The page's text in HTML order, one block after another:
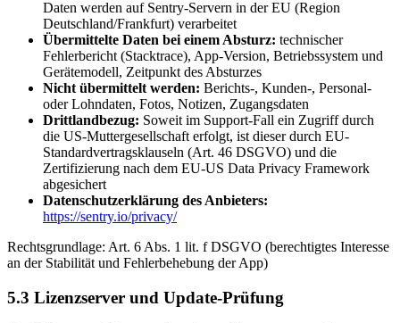
Daten werden auf Sentry-Servern in der EU (Region
Deutschland/Frankfurt) verarbeitet
Übermittelte Daten bei einem Absturz: technischer
Fehlerbericht (Stacktrace), App-Version, Betriebssystem und
Gerätemodell, Zeitpunkt des Absturzes
Nicht übermittelt werden: Berichts-, Kunden-, Personal-
oder Lohndaten, Fotos, Notizen, Zugangsdaten
Drittlandbezug: Soweit im Support-Fall ein Zugriff durch
die US-Muttergesellschaft erfolgt, ist dieser durch EU-
Standardvertragsklauseln (Art. 46 DSGVO) und die
Zertifizierung nach dem EU-US Data Privacy Framework
abgesichert
Datenschutzerklärung des Anbieters:
https://sentry.io/privacy/
Rechtsgrundlage: Art. 6 Abs. 1 lit. f DSGVO (berechtigtes Interesse
an der Stabilität und Fehlerbehebung der App)
5.3 Lizenzserver und Update-Prüfung